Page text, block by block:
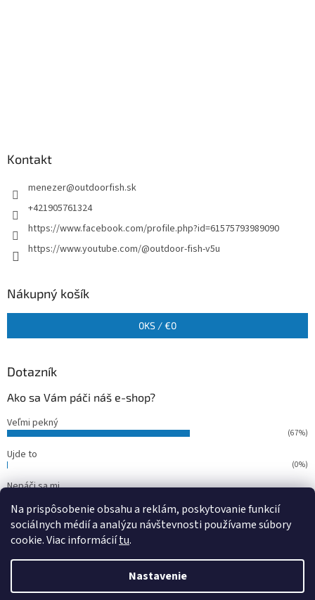
Na prispôsobenie obsahu a reklám, poskytovanie funkcií
sociálnych médií a analýzu návštevnosti používame súbory
cookie. Viac informáciítu.
Nastavenie
Kontakt
menezer@outdoorfish.sk
+421905761324
https://www.facebook.com/profile.php?id=61575793989090
https://www.youtube.com/@outdoor-fish-v5u
Nákupný košík
0KS /€0
Dotazník
Ako sa Vám páči náš e-shop?
Veľmi pekný
(67%)
Ujde to
(0%)
Nepáči sa mi
Počet hlasov:15